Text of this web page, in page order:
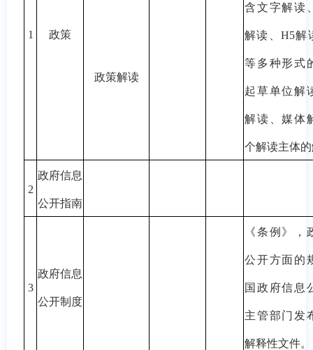
1 政策
政策解读
含文字解读
解读、 H5解
等多种形式
起草单位解
解读、媒体
个解读主体
2
政府信息
公开指南
3
政府信息
公开制度
《条例》，
公开方面的
国政府信息
主管部门发
解释性文件。